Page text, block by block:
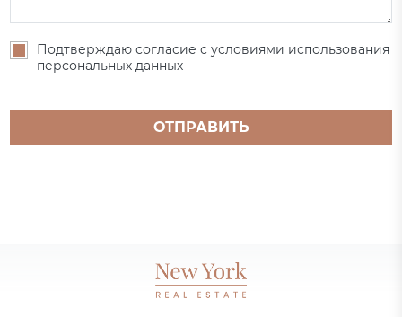
Подтверждаю согласие с условиями использования
персональных данных
ОТПРАВИТЬ